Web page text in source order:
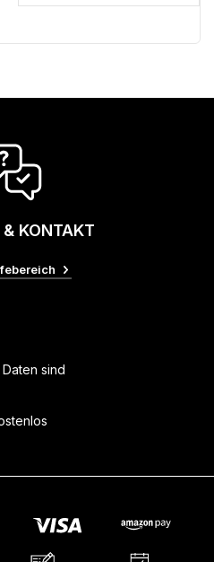
& KONTAKT
sind